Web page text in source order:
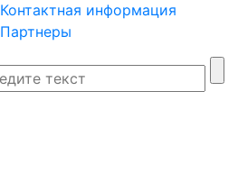
Контактная информация
Партнеры